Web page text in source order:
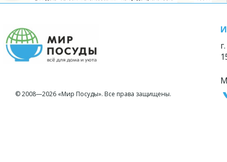
© 2008—2026 «Мир Посуды». Все права защищены.